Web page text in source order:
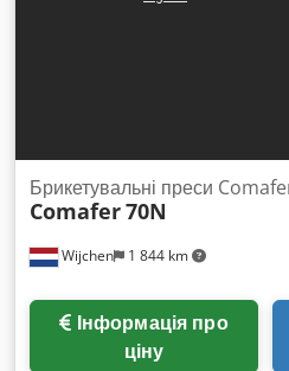
Wijchen 1 844 km
Брикетувальні преси
Comafer70N
ціну